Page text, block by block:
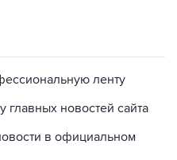
ленту
главных новостей сайта
в официальном